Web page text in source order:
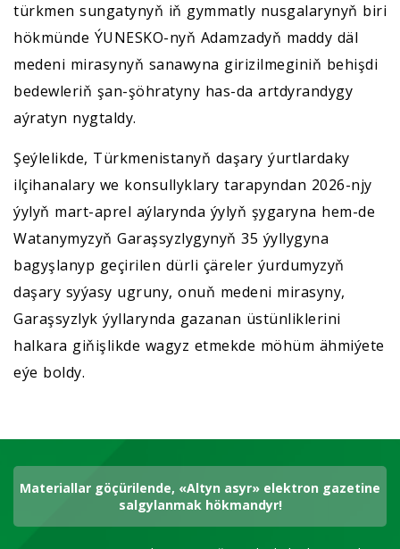
türkmen sungatynyň iň gymmatly nusgalarynyň biri
hökmünde ÝUNESKO-nyň Adamzadyň maddy däl
medeni mirasynyň sanawyna girizilmeginiň behişdi
bedewleriň şan-şöhratyny has-da artdyrandygy
aýratyn nygtaldy.
Şeýlelikde, Türkmenistanyň daşary ýurtlardaky
ilçihanalary we konsullyklary tarapyndan 2026-njy
ýylyň mart-aprel aýlarynda ýylyň şygaryna hem-de
Watanymyzyň Garaşsyzlygynyň 35 ýyllygyna
bagyşlanyp geçirilen dürli çäreler ýurdumyzyň
daşary syýasy ugruny, onuň medeni mirasyny,
Garaşsyzlyk ýyllarynda gazanan üstünliklerini
halkara giňişlikde wagyz etmekde möhüm ähmiýete
eýe boldy.
Materiallar göçürilende, «Altyn asyr» elektron gazetine
salgylanmak hökmandyr!